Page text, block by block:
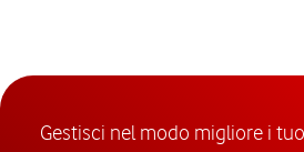
Gestisci nel modo migliore i